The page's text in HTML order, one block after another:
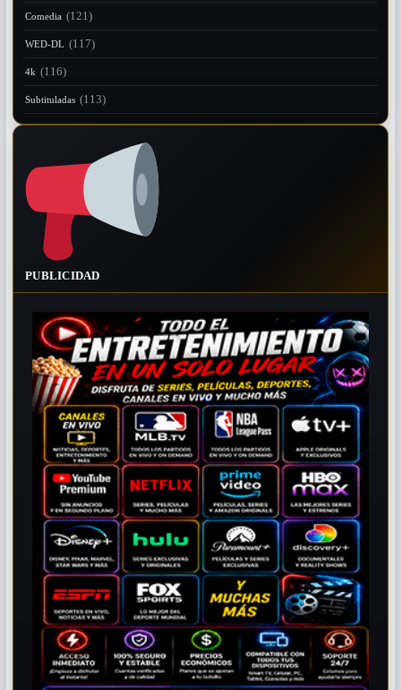
Comedia (121)
WED-DL (117)
4k (116)
Subtituladas (113)
PUBLICIDAD